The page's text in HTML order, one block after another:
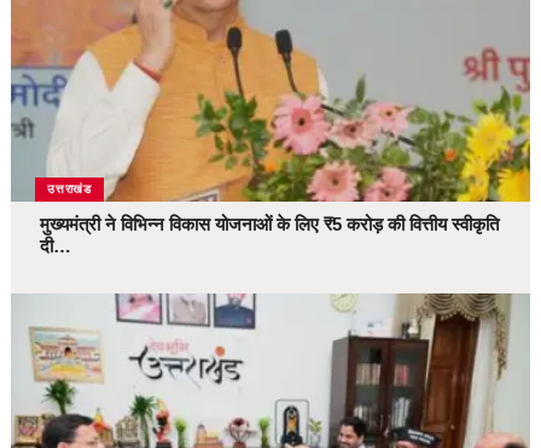
उत्तराखंड
मुख्यमंत्री ने विभिन्न विकास योजनाओं के लिए ₹5 करोड़ की वित्तीय स्वीकृति
दी…